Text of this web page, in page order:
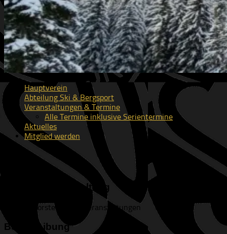
Hauptverein
Abteilung Ski & Bergsport
Veranstaltungen & Termine
Alle Termine inklusive Serientermine
Aktuelles
Mitglied werden
Nächste Veranstaltung
Keine bevorstehenden Veranstaltungen
Beschreibung